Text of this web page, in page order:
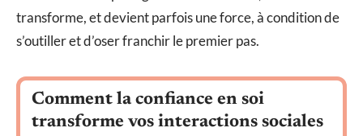
transforme, et devient parfois une force, à condition de
s’outiller et d’oser franchir le premier pas.
Comment la confiance en soi
transforme vos interactions sociales